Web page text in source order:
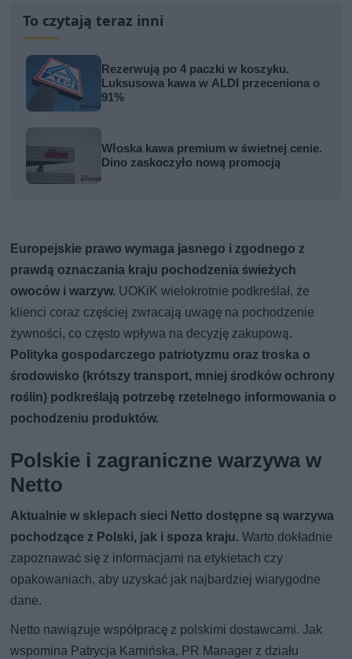
To czytają teraz inni
Rezerwują po 4 paczki w koszyku.
Luksusowa kawa w ALDI przeceniona o
91%
Włoska kawa premium w świetnej cenie.
Dino zaskoczyło nową promocją
Europejskie prawo wymaga jasnego i zgodnego z
prawdą oznaczania kraju pochodzenia świeżych
owoców i warzyw. UOKiK wielokrotnie podkreślał, że
klienci coraz częściej zwracają uwagę na pochodzenie
żywności, co często wpływa na decyzję zakupową.
Polityka gospodarczego patriotyzmu oraz troska o
środowisko (krótszy transport, mniej środków ochrony
roślin) podkreślają potrzebę rzetelnego informowania o
pochodzeniu produktów.
Polskie i zagraniczne warzywa w
Netto
Aktualnie w sklepach sieci Netto dostępne są warzywa
pochodzące z Polski, jak i spoza kraju. Warto dokładnie
zapoznawać się z informacjami na etykietach czy
opakowaniach, aby uzyskać jak najbardziej wiarygodne
dane.
Netto nawiązuje współpracę z polskimi dostawcami. Jak
wspomina Patrycja Kamińska, PR Manager z działu